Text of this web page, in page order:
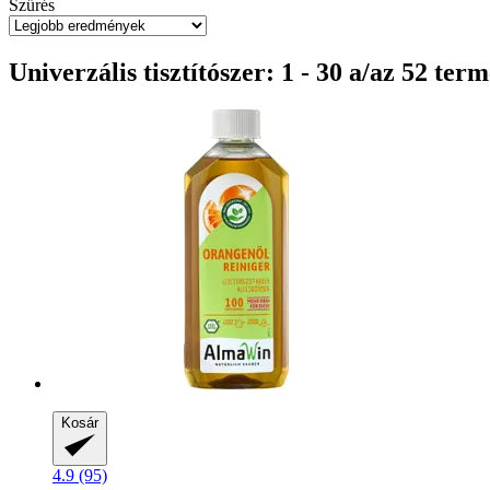
Szűrés
Univerzális tisztítószer: 1 - 30 a/az 52
Kosár
4.9 (95)